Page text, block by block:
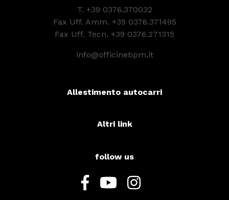
T. +39 0376.370032
Fax Uff. Amm. +39 0376.371495
Fax Uff. Tecn. +39 0376.271315
info@officinebpm.it
Allestimento autocarri
Altri link
follow us